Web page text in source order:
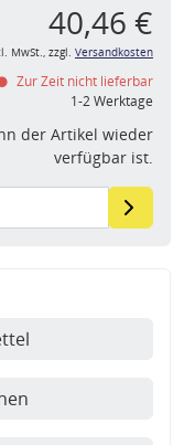
40,46 €
MwSt., zzgl. Versandkosten
Zur Zeit nicht lieferbar
1-2 Werktage
der Artikel wieder
verfügbar ist.